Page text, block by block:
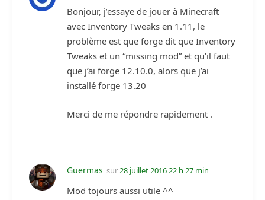
Bonjour, j’essaye de jouer à Minecraft
avec Inventory Tweaks en 1.11, le
problème est que forge dit que Inventory
Tweaks et un “missing mod” et qu’il faut
que j’ai forge 12.10.0, alors que j’ai
installé forge 13.20
Merci de me répondre rapidement .
Guermas sur 28 juillet 2016 22 h 27 min
Mod tojours aussi utile ^^